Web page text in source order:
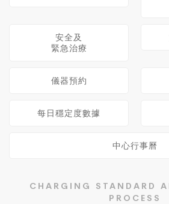
安全及
緊急治療
儀器預約
每日穩定度數據
中心行事曆
CHARGING STANDARD
PROCESS